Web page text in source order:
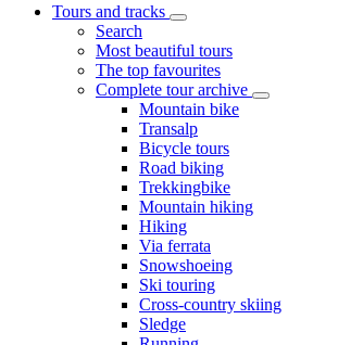
Tours and tracks
Search
Most beautiful tours
The top favourites
Complete tour archive
Mountain bike
Transalp
Bicycle tours
Road biking
Trekkingbike
Mountain hiking
Hiking
Via ferrata
Snowshoeing
Ski touring
Cross-country skiing
Sledge